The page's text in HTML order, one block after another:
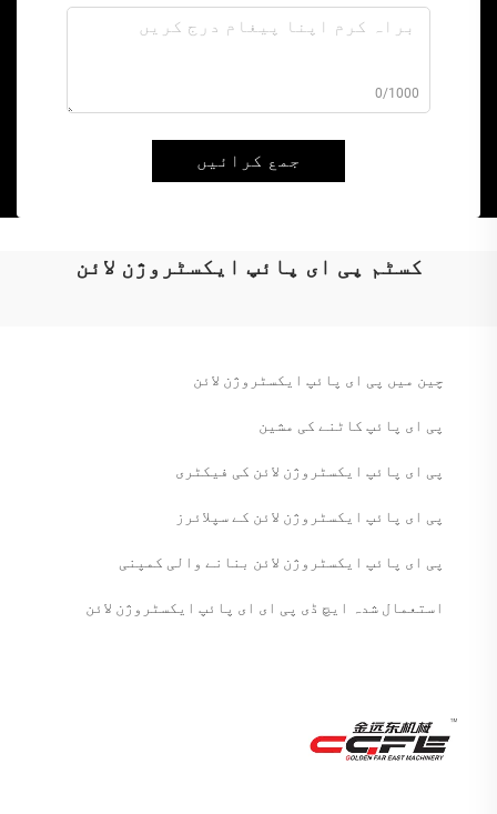
0/1000
جمع کرائیں
کسٹم پی ای پائپ ایکسٹروژن لائن
چین میں پی ای پائپ ایکسٹروژن لائن
پی ای پائپ کاٹنے کی مشین
پی ای پائپ ایکسٹروژن لائن کی فیکٹری
پی ای پائپ ایکسٹروژن لائن کے سپلائرز
پی ای پائپ ایکسٹروژن لائن بنانے والی کمپنی
استعمال شدہ ایچ ڈی پی ای ای پائپ ایکسٹروژن لائن